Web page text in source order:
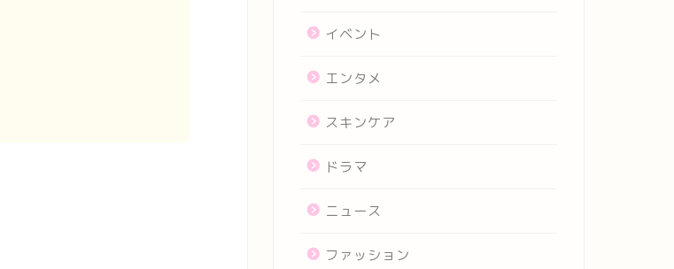
イベント
エンタメ
スキンケア
ドラマ
ニュース
ファッション